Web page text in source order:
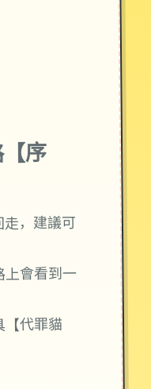
序
，建議可
會看到一
代罪貓